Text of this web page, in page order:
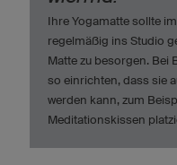
Ihre Yogamatte sollte
regelmäßig ins Studio
Matte zu besorgen. Bei
so einrichten, dass sie
werden kann, zum
Meditationskissen